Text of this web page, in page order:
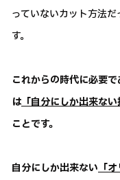
っていないカット方法
す。
これからの時代に必要
は「自分にしか出来な
ことです。
自分にしか出来ない 「